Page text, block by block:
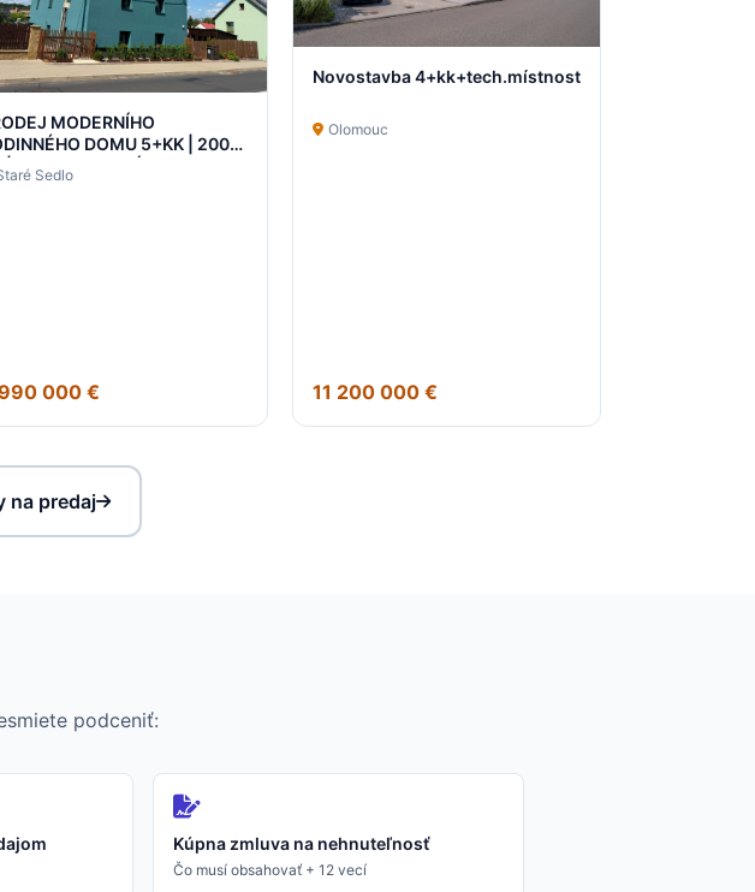
MODERNÍHO
DOMU 5+KK | 200
| PO KOMPLETNÍ
| POZEMEK 700
Sedlo
000 €
Novostavba 4+kk+tech.místnost
Olomouc
11 200 000 €
na predaj
podceniť:
Kúpna zmluva na nehnuteľnosť
Čo musí obsahovať + 12 vecí